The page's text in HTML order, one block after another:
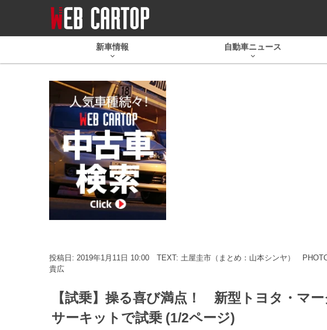
新車情報 自動車ニュース
投稿日: 2019年1月11日 10:00 TEXT: 土屋圭市（まとめ：山本シンヤ）
貴広
【試乗】操る喜び満点！ 新型トヨタ・マ
サーキットで試乗 (1/2ページ)